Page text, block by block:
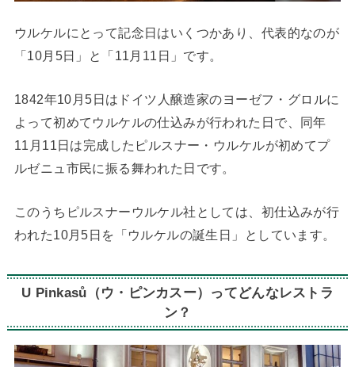
ウルケルにとって記念日はいくつかあり、代表的なのが
「10月5日」と「11月11日」です。
1842年10月5日はドイツ人醸造家のヨーゼフ・グロルに
よって初めてウルケルの仕込みが行われた日で、同年
11月11日は完成したピルスナー・ウルケルが初めてプ
ルゼニュ市民に振る舞われた日です。
このうちピルスナーウルケル社としては、初仕込みが行
われた10月5日を「ウルケルの誕生日」としています。
U Pinkasů（ウ・ピンカスー）ってどんなレストラ
ン？